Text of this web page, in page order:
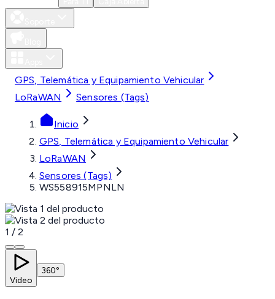
GPS, Telemática y Equipamiento Vehicular
LoRaWAN
Sensores (Tags)
Inicio
GPS, Telemática y Equipamiento Vehicular
LoRaWAN
Sensores (Tags)
WS558915MPNLN
1 / 2
Video
360°